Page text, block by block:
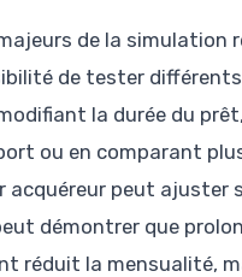
de la simulation
de tester
la durée du
ou en comparant
acquéreur peut ajuster
démontrer que
réduit la mensualité,